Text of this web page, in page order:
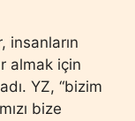
insanların
almak için
YZ, “bizim
bize